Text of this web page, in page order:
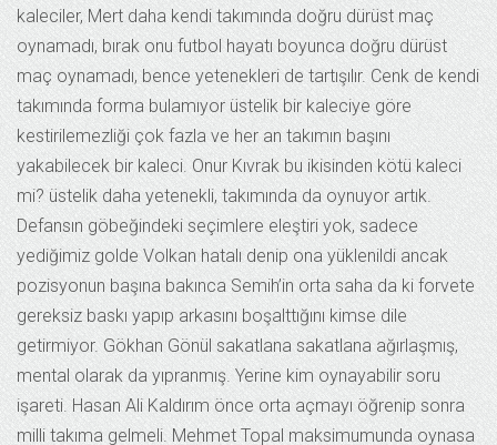
kaleciler, Mert daha kendi takımında doğru dürüst maç
oynamadı, bırak onu futbol hayatı boyunca doğru dürüst
maç oynamadı, bence yetenekleri de tartışılır. Cenk de kendi
takımında forma bulamıyor üstelik bir kaleciye göre
kestirilemezliği çok fazla ve her an takımın başını
yakabilecek bir kaleci. Onur Kıvrak bu ikisinden kötü kaleci
mi? üstelik daha yetenekli, takımında da oynuyor artık.
Defansın göbeğindeki seçimlere eleştiri yok, sadece
yediğimiz golde Volkan hatalı denip ona yüklenildi ancak
pozisyonun başına bakınca Semih’in orta saha da ki forvete
gereksiz baskı yapıp arkasını boşalttığını kimse dile
getirmiyor. Gökhan Gönül sakatlana sakatlana ağırlaşmış,
mental olarak da yıpranmış. Yerine kim oynayabilir soru
işareti. Hasan Ali Kaldırım önce orta açmayı öğrenip sonra
milli takıma gelmeli. Mehmet Topal maksimumunda oynasa